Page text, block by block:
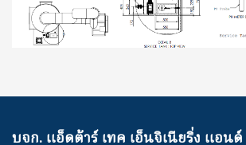
บจก. แอ็ดต้าร์ เทค เอ็นจิเนียริ่ง แอน